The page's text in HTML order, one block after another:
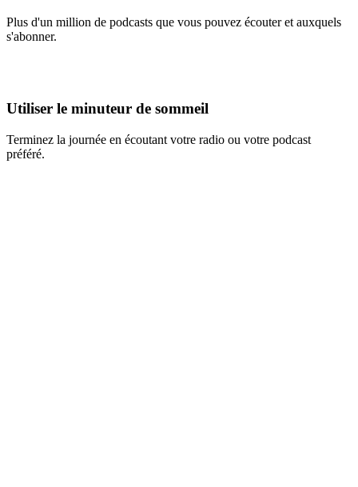
Plus d'un million de podcasts que vous pouvez écouter et auxquels
s'abonner.
Utiliser le minuteur de sommeil
Terminez la journée en écoutant votre radio ou votre podcast
préféré.